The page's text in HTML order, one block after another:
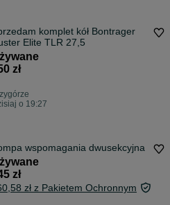
komplet kół Bontrager
Elite TLR 27,5
zł
o 19:27
wspomagania dwusekcyjna
zł
zł z Pakietem Ochronnym